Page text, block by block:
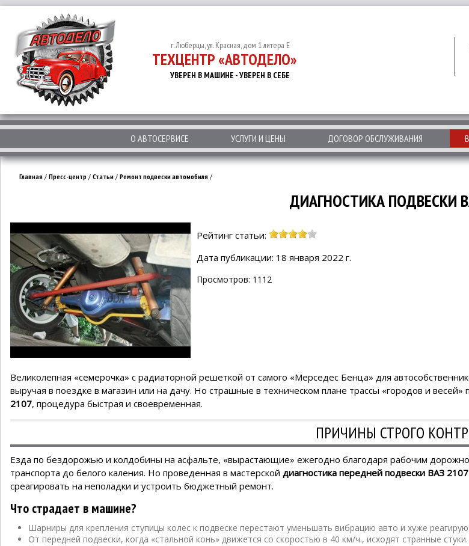
г. Люберцы, ул. Красная, дом 1 литера Е
ТЕХЦЕНТР «АВТОДЕЛО»
УВЕРЕН В МАШИНЕ - УВЕРЕН В СЕБЕ
О АВТОСЕРВИСЕ УСЛУГИ И ЦЕНЫ ДОГОВОР ОБСЛУЖИВАНИЯ
Главная / Пресс-центр / Статьи / Ремонт подвески автомобиля /
ДИАГНОСТИКА ПОДВЕСКИ
Рейтинг статьи:
Дата публикации: 18 января 2022 г.
Просмотров: 1112
Великолепная «семерочка» с радиаторной решеткой от самого «Мерседес Бенца» для
выручая в поездке в магазин или на дачу. Но страшные в техническом плане трассы «городов и
2107, процедура быстрая и своевременная.
ПРИЧИНЫ СТРОГО
Езда по бездорожью и колдобины на асфальте, «вырастающие» ежегодно благодаря рабочим
транспорта до белого каления. Но проведенная в мастерской диагностика передней подвески ВАЗ 2107
среагировать на неполадки и устроить бюджетный ремонт.
Что страдает в машине?
Шарниры для крепления ступицы колес к подвеске перестают уменьшать вибрацию авто и хуже
От передней подвески, когда «стальной конь» движется со скоростью в 40 км/ч., исходят странные стуки.